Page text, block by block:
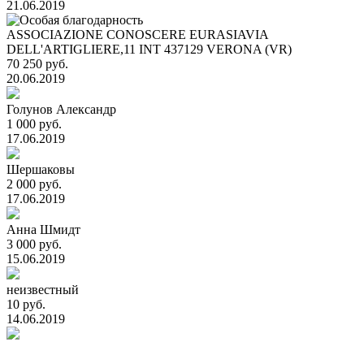
21.06.2019
ASSOCIAZIONE CONOSCERE EURASIAVIA
DELL'ARTIGLIERE,11 INT 437129 VERONA (VR)
70 250 руб.
20.06.2019
Голунов Александр
1 000 руб.
17.06.2019
Шершаковы
2 000 руб.
17.06.2019
Анна Шмидт
3 000 руб.
15.06.2019
неизвестный
10 руб.
14.06.2019